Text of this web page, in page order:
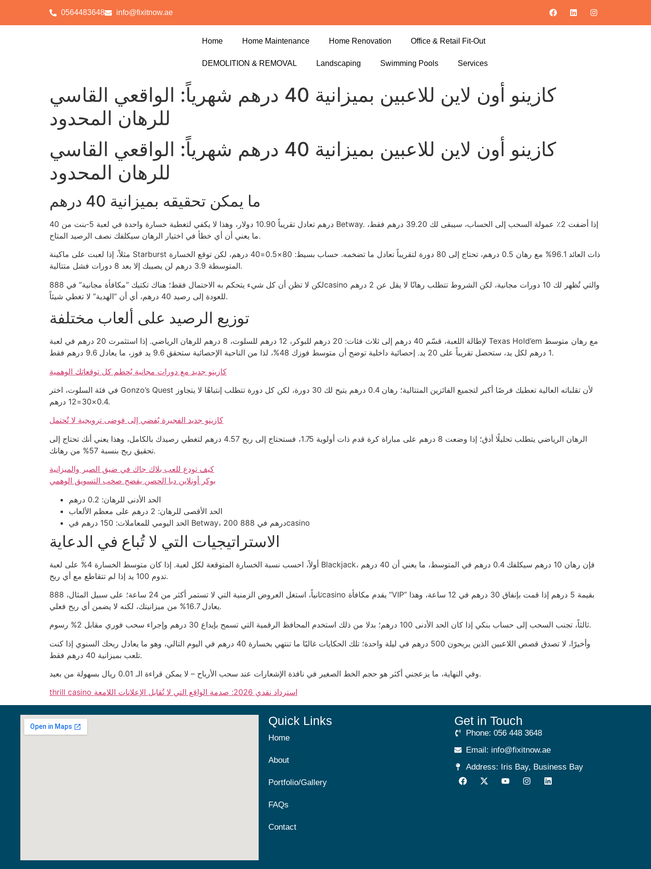
0564483648 info@fixitnow.ae
Home Home Maintenance Home Renovation Office & Retail Fit-Out
DEMOLITION & REMOVAL Landscaping Swimming Pools Services
كازينو أون لاين للاعبين بميزانية 40 درهم شهرياً: الواقعي القاسي
للرهان المحدود
كازينو أون لاين للاعبين بميزانية 40 درهم شهرياً: الواقعي القاسي
للرهان المحدود
ما يمكن تحقيقه بميزانية 40 درهم
40 درهم تعادل تقريباً 10.90 دولار، وهذا لا يكفي لتغطية خسارة واحدة في لعبة 5‑بنت من Betway. إذا أضفت 2٪ عمولة السحب إلى الحساب، سيبقى لك 39.20 درهم فقط،
ما يعني أن أي خطأ في اختيار الرهان سيكلفك نصف الرصيد المتاح.
مثلاً، إذا لعبت على ماكينة Starburst ذات العائد 96.1% مع رهان 0.5 درهم، تحتاج إلى 80 دورة لتقريباً تعادل ما تضخمه. حساب بسيط: 80×0.5=40 درهم، لكن توقع الخسارة
المتوسطة 3.9 درهم لن يصيبك إلا بعد 8 دورات فشل متتالية.
لكن لا تظن أن كل شيء يتحكم به الاحتمال فقط؛ هناك تكتيك “مكافأة مجانية” في 888casino والتي تُظهر لك 10 دورات مجانية، لكن الشروط تتطلب رهانًا لا يقل عن 2 درهم
للعودة إلى رصيد 40 درهم، أي أن “الهدية” لا تغطي شيئاً.
توزيع الرصيد على ألعاب مختلفة
لإطالة اللعبة، قسّم 40 درهم إلى ثلاث فئات: 20 درهم للبوكر، 12 درهم للسلوت، 8 درهم للرهان الرياضي. إذا استثمرت 20 درهم في لعبة Texas Hold’em مع رهان متوسط
1 درهم لكل يد، ستحصل تقريباً على 20 يد. إحصائية داخلية توضح أن متوسط فوزك 48%، لذا من الناحية الإحصائية ستحقق 9.6 يد فوز، ما يعادل 9.6 درهم فقط.
كازينو جديد مع دورات مجانية يُحطم كل توقعاتك الوهمية
في فئة السلوت، اختر Gonzo’s Quest لأن تقلباته العالية تعطيك فرصًا أكبر لتجميع الفائزين المتتالية؛ رهان 0.4 درهم يتيح لك 30 دورة، لكن كل دورة تتطلب إنتباهًا لا يتجاوز
0.4×30=12 درهم.
كازينو جديد الفجيرة يُفضي إلى فوضى ترويجية لا تُحتمل
الرهان الرياضي يتطلب تحليلًا أدق؛ إذا وضعت 8 درهم على مباراة كرة قدم ذات أولوية 1.75، فستحتاج إلى ربح 4.57 درهم لتغطي رصيدك بالكامل، وهذا يعني أنك تحتاج إلى
تحقيق ربح بنسبة 57% من رهانك.
كيف تودع للعب بلاك جاك في ضيق الصبر والميزانية
بوكر أونلاين دبا الحصن يفضح صخب التسويق الوهمي
الحد الأدنى للرهان: 0.2 درهم
الحد الأقصى للرهان: 2 درهم على معظم الألعاب
الحد اليومي للمعاملات: 150 درهم في Betway، 200 درهم في 888casino
الاستراتيجيات التي لا تُباع في الدعاية
أولاً، احسب نسبة الخسارة المتوقعة لكل لعبة. إذا كان متوسط الخسارة 4% على لعبة Blackjack، فإن رهان 10 درهم سيكلفك 0.4 درهم في المتوسط، ما يعني أن 40 درهم
تدوم 100 يد إذا لم تتقاطع مع أي ربح.
ثانياً، استغل العروض الزمنية التي لا تستمر أكثر من 24 ساعة؛ على سبيل المثال، 888casino يقدم مكافأة “VIP” بقيمة 5 درهم إذا قمت بإنفاق 30 درهم في 12 ساعة، وهذا
يعادل 16.7% من ميزانيتك، لكنه لا يضمن أي ربح فعلي.
ثالثاً، تجنب السحب إلى حساب بنكي إذا كان الحد الأدنى 100 درهم؛ بدلا من ذلك استخدم المحافظ الرقمية التي تسمح بإيداع 30 درهم وإجراء سحب فوري مقابل 2% رسوم.
وأخيرًا، لا تصدق قصص اللاعبين الذين يربحون 500 درهم في ليلة واحدة؛ تلك الحكايات غالبًا ما تنتهي بخسارة 40 درهم في اليوم التالي، وهو ما يعادل ربحك السنوي إذا كنت
تلعب بميزانية 40 درهم فقط.
وفي النهاية، ما يزعجني أكثر هو حجم الخط الصغير في نافذة الإشعارات عند سحب الأرباح – لا يمكن قراءة الـ 0.01 ريال بسهولة من بعيد.
thrill casino استرداد نقدي 2026: صدمة الواقع التي لا تُقابل الإعلانات اللامعة
Quick Links
Home
About
Portfolio/Gallery
FAQs
Contact
Get in Touch
Phone: 056 448 3648
Email: info@fixitnow.ae
Address: Iris Bay, Business Bay